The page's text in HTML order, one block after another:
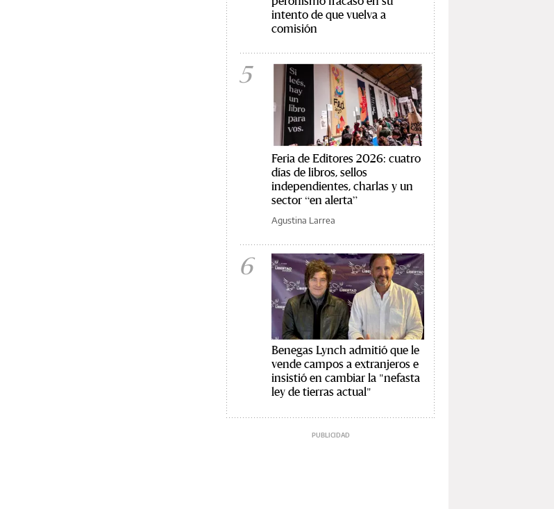
intento de que vuelva a
comisión
5
Feria de Editores 2026: cuatro
días de libros, sellos
independientes, charlas y un
sector “en alerta”
Agustina Larrea
6
Benegas Lynch admitió que le
vende campos a extranjeros e
insistió en cambiar la "nefasta
ley de tierras actual"